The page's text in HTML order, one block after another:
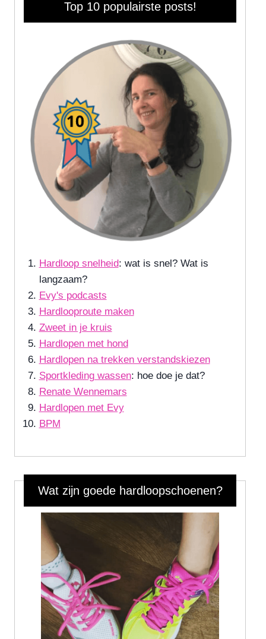
Top 10 populairste posts!
Hardloop snelheid: wat is snel? Wat is
langzaam?
Evy's podcasts
Hardlooproute maken
Zweet in je kruis
Hardlopen met hond
Hardlopen na trekken verstandskiezen
Sportkleding wassen: hoe doe je dat?
Renate Wennemars
Hardlopen met Evy
BPM
Wat zijn goede hardloopschoenen?